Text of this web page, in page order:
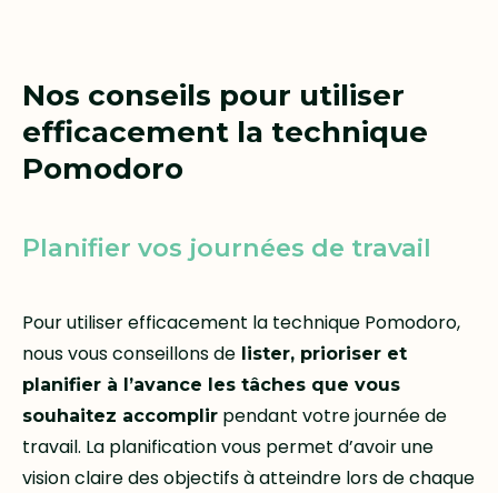
Nos conseils pour utiliser
efficacement la technique
Pomodoro
Planifier vos journées de travail
Pour utiliser efficacement la technique Pomodoro,
nous vous conseillons de lister, prioriser et
planifier à l’avance les tâches que vous
souhaitez accomplir pendant votre journée de
travail. La planification vous permet d’avoir une
vision claire des objectifs à atteindre lors de chaque